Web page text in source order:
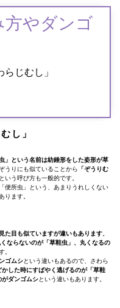
方やダンゴ
らじむし」
し」
」という名前は紡錘形をした姿形が草
ぞうりにも似ていることから 「ぞうりむ
いう呼び方も一般的です。
便所虫」という、あまりうれしくない
ります。
た目も似ていますが違いもあります
ならないのが「草鞋虫」、丸くなるの
。
ゴムシという違いもあるので、さわら
かした時にすばやく逃げるのが「草鞋
がダンゴムシという違いもあります。